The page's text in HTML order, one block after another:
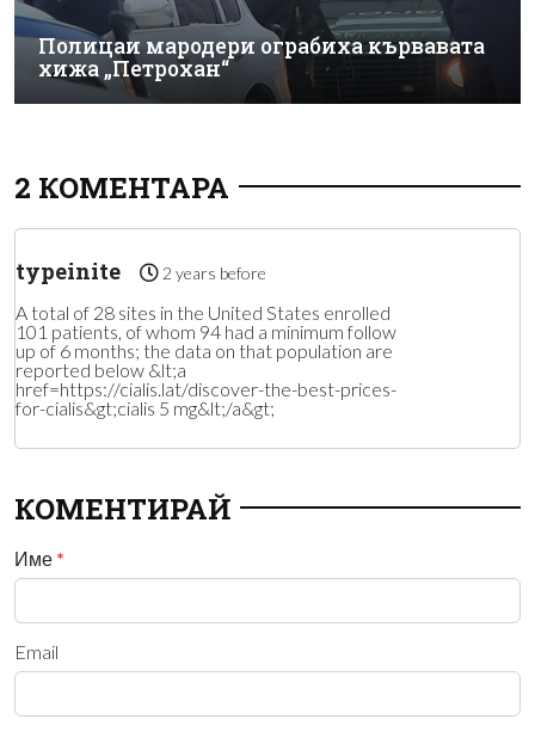
Полицаи мародери ограбиха кървавата
хижа „Петрохан“
2 КОМЕНТАРА
typeinite 2 years before
A total of 28 sites in the United States enrolled
101 patients, of whom 94 had a minimum follow
up of 6 months; the data on that population are
reported below &lt;a
href=https://cialis.lat/discover-the-best-prices-
for-cialis&gt;cialis 5 mg&lt;/a&gt;
КОМЕНТИРАЙ
Име *
Email